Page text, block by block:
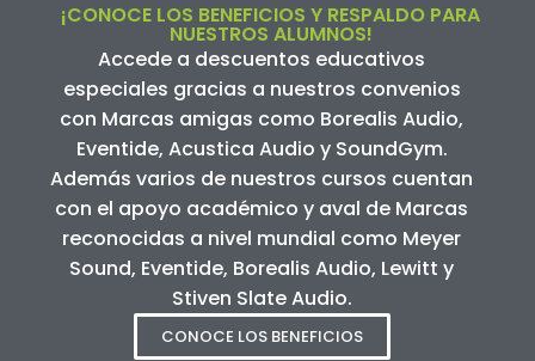
¡CONOCE LOS BENEFICIOS Y RESPALDO PARA
NUESTROS ALUMNOS!
Accede a descuentos educativos
especiales gracias a nuestros convenios
con Marcas amigas como Borealis Audio,
Eventide, Acustica Audio y SoundGym.
Además varios de nuestros cursos cuentan
con el apoyo académico y aval de Marcas
reconocidas a nivel mundial como Meyer
Sound, Eventide, Borealis Audio, Lewitt y
Stiven Slate Audio.
CONOCE LOS BENEFICIOS